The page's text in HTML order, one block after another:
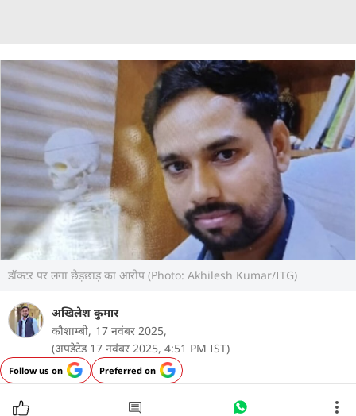
डॉक्टर पर लगा छेड़छाड़ का आरोप (Photo: Akhilesh Kumar/ITG)
अखिलेश कुमार
कौशाम्बी, 17 नवंबर 2025,
(अपडेटेड 17 नवंबर 2025, 4:51 PM IST)
Follow us on Preferred on